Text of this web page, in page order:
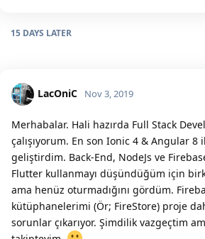
15 DAYS LATER
LacOniC Nov 3, 2019
Merhabalar. Hali hazırda Full Stack
çalışıyorum. En son Ionic 4 & Angular
geliştirdim. Back-End, NodeJs ve
Flutter kullanmayı düşündüğüm için
ama henüz oturmadığını gördüm.
kütüphanelerimi (Ör; FireStore) proje
sorunlar çıkarıyor. Şimdilik vazgeçtim